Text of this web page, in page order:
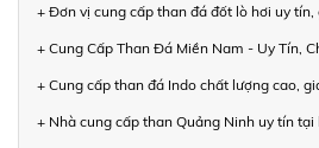
+ Đơn vị cung cấp than đá đốt lò hơi uy
+ Cung Cấp Than Đá Miền Nam - Uy Tín,
+ Cung cấp than đá Indo chất lượng cao,
+ Nhà cung cấp than Quảng Ninh uy tín tại